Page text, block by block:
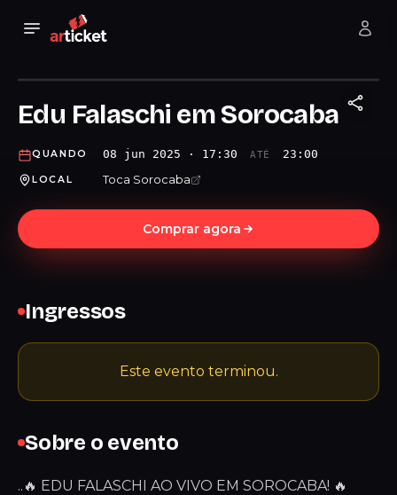
Edu Falaschi em Sorocaba
QUANDO 08 jun 2025 · 17:30 ATÉ 23:00
LOCAL Toca Sorocaba
Comprar agora
Sobre o evento
..🔥 EDU FALASCHI AO VIVO EM SOROCABA! 🔥
Ingressos
Este evento terminou.